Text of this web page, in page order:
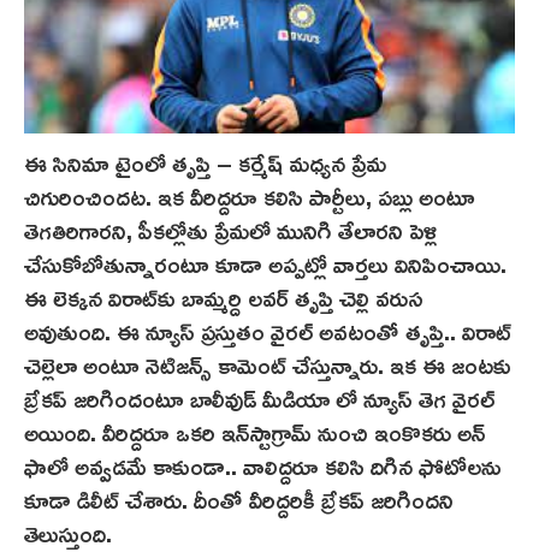
ఈ సినిమా టైంలో తృప్తి – కర్మేష్‌ మధ్యన ప్రేమ
చిగురించిందట. ఇక వీరిద్దరూ కలిసి పార్టీలు, పబ్లు అంటూ
తెగతిరిగారని, పీకల్లోతు ప్రేమలో మునిగి తేలారని పెళ్లి
చేసుకోబోతున్నారంటూ కూడా అప్పట్లో వార్తలు వినిపించాయి.
ఈ లెక్కన విరాట్‌కు బామ్మర్ది ల‌వ‌ర్‌ తృప్తి చెల్లి వరుస
అవుతుంది. ఈ న్యూస్‌ ప్రస్తుతం వైర‌ల్ అవటంతో తృప్తి.. విరాట్
చెల్లెలా అంటూ నెటిజ‌న్స్ కామెంట్ చేస్తున్నారు. ఇక‌ ఈ జంటకు
బ్రేకప్ జరిగిందంటూ బాలీవుడ్ మీడియా లో న్యూస్ తెగ వైరల్
అయింది. వీరిద్దరూ ఒకరి ఇన్‌స్టాగ్రామ్ నుంచి ఇంకొకరు అన్
ఫాలో అవ్వడమే కాకుండా.. వాలిద్దరూ కలిసి దిగిన ఫోటోలను
కూడా డిలీట్ చేశారు. దీంతో వీరిద్దరికీ బ్రేకప్ జరిగిందని
తెలుస్తుంది.